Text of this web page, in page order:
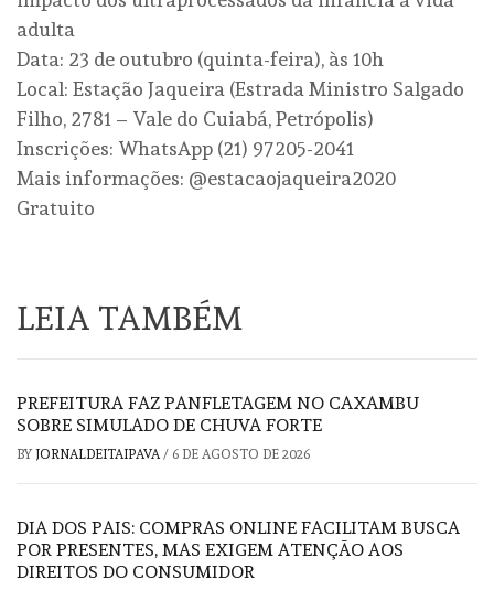
adulta
Data: 23 de outubro (quinta-feira), às 10h
Local: Estação Jaqueira (Estrada Ministro Salgado
Filho, 2781 – Vale do Cuiabá, Petrópolis)
Inscrições: WhatsApp (21) 97205-2041
Mais informações: @estacaojaqueira2020
Gratuito
LEIA TAMBÉM
PREFEITURA FAZ PANFLETAGEM NO CAXAMBU
SOBRE SIMULADO DE CHUVA FORTE
BY JORNALDEITAIPAVA/ 6 DE AGOSTO DE 2026
DIA DOS PAIS: COMPRAS ONLINE FACILITAM BUSCA
POR PRESENTES, MAS EXIGEM ATENÇÃO AOS
DIREITOS DO CONSUMIDOR